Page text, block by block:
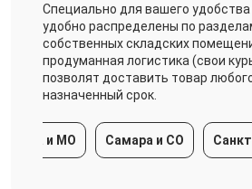
Специально для вашего
удобно распределены по
собственных складских
продуманная логистика (свои
позволят доставить товар
назначенный срок.
и МО Самара и СО Санкт-